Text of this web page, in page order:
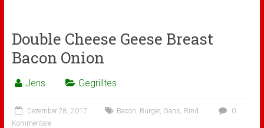
Double Cheese Geese Breast
Bacon Onion
Jens Gegrilltes
Dezember 28, 2017 Bacon, Burger, Gans, Rind
0
Kommentare